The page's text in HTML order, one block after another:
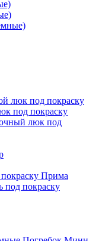
люк под покраску
под покраску
люк под
Прима
под покраску